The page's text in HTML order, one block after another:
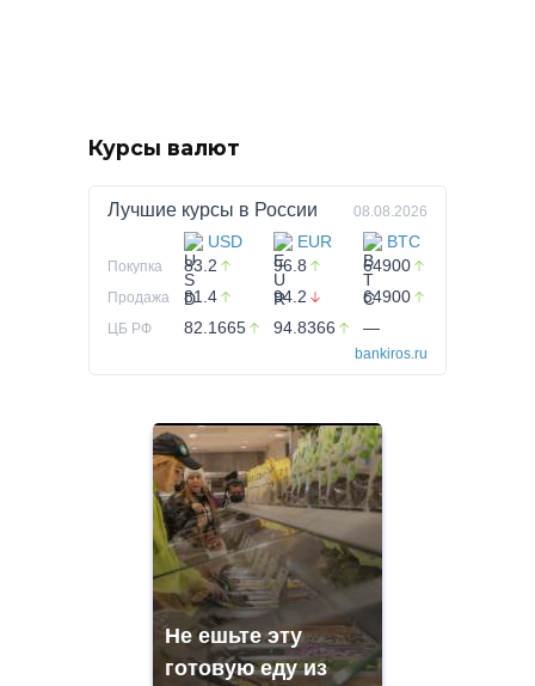
Курсы валют
Лучшие курсы в России 08.08.2026
USD EUR BTC
Покупка 83.2 96.8 64900
Продажа 81.4 94.2 64900
ЦБ РФ 82.1665 94.8366 —
bankiros.ru
Не ешьте эту
готовую еду из